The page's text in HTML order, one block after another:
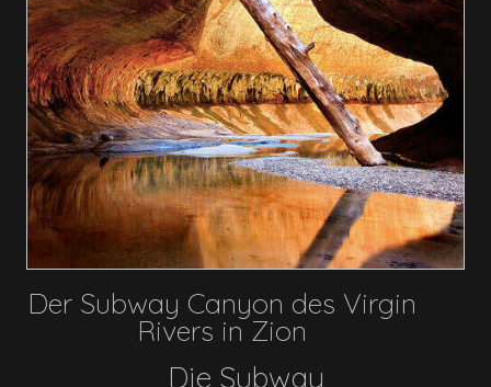
Der Subway Canyon des Virgin
Rivers in Zion
Die Subway